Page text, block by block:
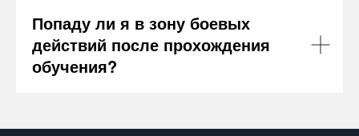
Попаду ли я в зону боевых
действий после прохождения
обучения?